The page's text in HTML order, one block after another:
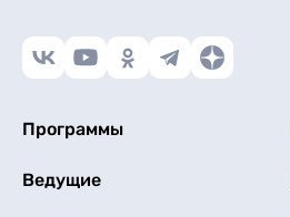
Программы
Ведущие